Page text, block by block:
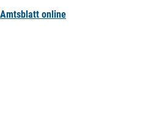
Amtsblatt online